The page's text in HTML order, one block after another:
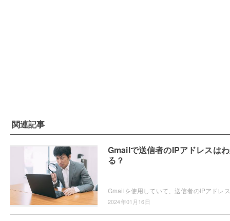
関連記事
Gmailで送信者のIPアドレスは
る？
2024年01月16日